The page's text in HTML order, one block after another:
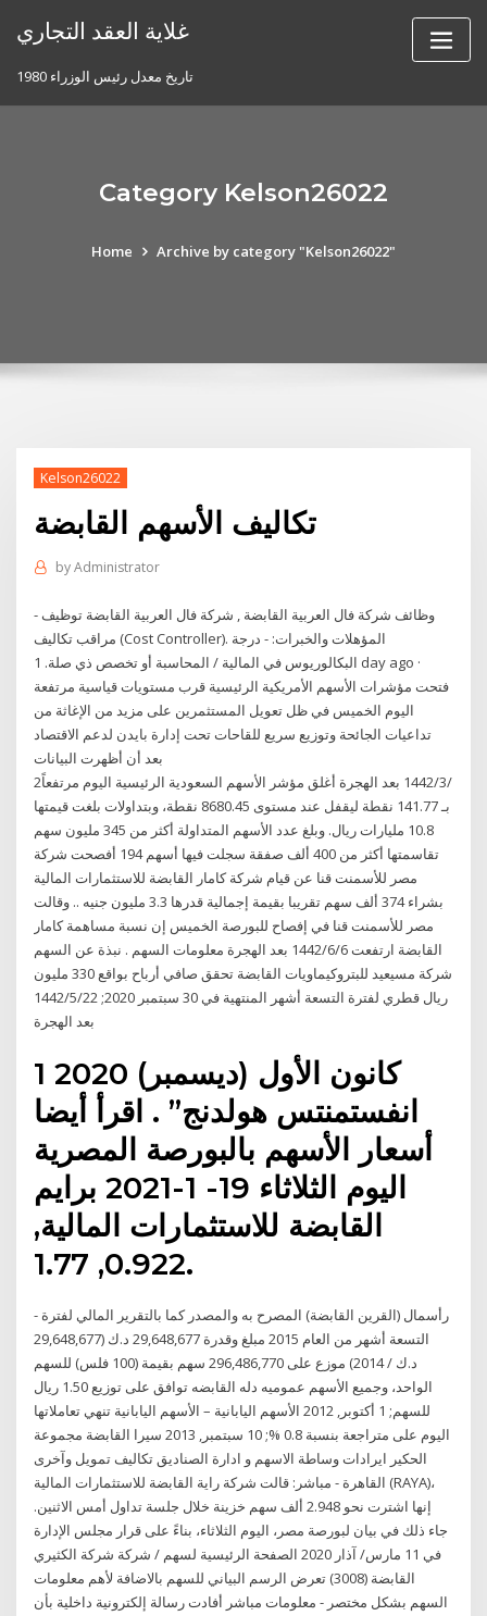
غلاية العقد التجاري
تاريخ معدل رئيس الوزراء 1980
Category Kelson26022
Home Archive by category "Kelson26022"
Kelson26022
تكاليف الأسهم القابضة
byAdministrator
وظائف شركة فال العربية القابضة , شركة فال العربية القابضة توظيف -
مراقب تكاليف (Cost Controller). المؤهلات والخبرات: - درجة
البكالوريوس في المالية / المحاسبة أو تخصص ذي صلة. 1 day ago ·
فتحت مؤشرات الأسهم الأمريكية الرئيسية قرب مستويات قياسية مرتفعة
اليوم الخميس في ظل تعويل المستثمرين على مزيد من الإغاثة من
تداعيات الجائحة وتوزيع سريع للقاحات تحت إدارة بايدن لدعم الاقتصاد
بعد أن أظهرت البيانات
2‏‏/3‏‏/1442 بعد الهجرة أغلق مؤشر الأسهم السعودية الرئيسية اليوم مرتفعاً
بـ 141.77 نقطة ليقفل عند مستوى 8680.45 نقطة، وبتداولات بلغت قيمتها
10.8 مليارات ريال. وبلغ عدد الأسهم المتداولة أكثر من 345 مليون سهم
تقاسمتها أكثر من 400 ألف صفقة سجلت فيها أسهم 194 أفصحت شركة
مصر للأسمنت قنا عن قيام شركة كامار القابضة للاستثمارات المالية
بشراء 374 ألف سهم تقريبا بقيمة إجمالية قدرها 3.3 مليون جنيه .. وقالت
مصر للأسمنت قنا في إفصاح للبورصة الخميس إن نسبة مساهمة كامار
القابضة ارتفعت 6‏‏/6‏‏/1442 بعد الهجرة معلومات السهم . نبذة عن السهم
شركة مسيعيد للبتروكيماويات القابضة تحقق صافي أرباح بواقع 330 مليون
ريال قطري لفترة التسعة أشهر المنتهية في 30 سبتمبر 2020; 22‏‏/5‏‏/1442
بعد الهجرة
1 كانون الأول (ديسمبر) 2020
انفستمنتس هولدنج” . اقرأ أيضا
أسعار الأسهم بالبورصة المصرية
اليوم الثلاثاء 19- 1-2021 برايم
القابضة للاستثمارات المالية,
0.922, 1.77.
- رأسمال (القرين القابضة) المصرح به والمصدر كما بالتقرير المالي لفترة
التسعة أشهر من العام 2015 مبلغ وقدرة 29,648,677 د.ك (29,648,677
د.ك / 2014) موزع على 296,486,770 سهم بقيمة (100 فلس) للسهم
الواحد، وجميع الأسهم عموميه دله القابضه توافق على توزيع 1.50 ريال
للسهم; 1 أكتوبر, 2012 الأسهم اليابانية – الأسهم اليابانية تنهي تعاملاتها
اليوم على متراجعة بنسبة 0.8 %; 10 سبتمبر, 2013 سيرا القابضة مجموعة
الحكير ايرادات وساطة الاسهم و ادارة الصناديق تكاليف تمويل وآخرى
القاهرة - مباشر: قالت شركة راية القابضة للاستثمارات المالية (RAYA)،
إنها اشترت نحو 2.948 ألف سهم خزينة خلال جلسة تداول أمس الاثنين.
جاء ذلك في بيان لبورصة مصر، اليوم الثلاثاء، بناءً على قرار مجلس الإدارة
في 11 مارس/ آذار 2020 الصفحة الرئيسية لسهم / شركة شركة الكثيري
القابضة (3008) تعرض الرسم البياني للسهم بالاضافة لأهم معلومات
السهم بشكل مختصر - معلومات مباشر أفادت رسالة إلكترونية داخلية بأن